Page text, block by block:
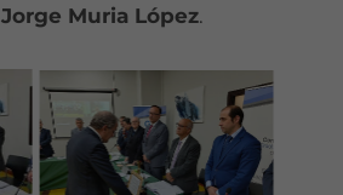
Jorge Muria López.